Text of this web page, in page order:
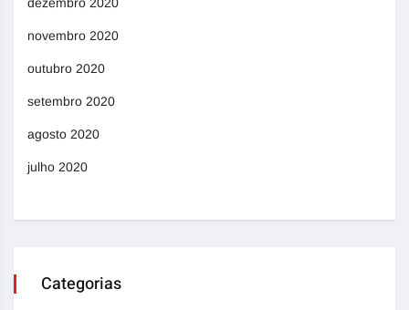
novembro 2020
outubro 2020
setembro 2020
agosto 2020
julho 2020
Categorias